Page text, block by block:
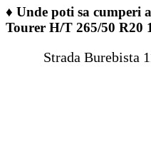
♦ Unde poti sa cumperi
Tourer H/T 265/50 R20
Strada Burebista